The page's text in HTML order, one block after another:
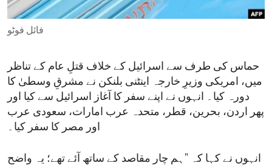
ENVIRONMENT AND HEALTH
IDEALS AND INSTITUTIONS
فائل فوٹو
حماس کی طرف سے اسرائیل کے خلاف قتلِ عام کے تناظر
میں، امریکی وزیرِ خارجہ اینٹنی بلنکن نے مشرقِ وسطیٰ کا
دورہ کیا۔ انہوں نے اپنے سفر کا آغاز اسرائیل سے کیا اور
پھر اردن، بحرین، قطر، متحدہ عرب امارات، سعودی عرب
اور مصر کا سفر کیا۔
انہوں نے کہا کہ "ہم چار مقاصد کے ساتھ آئے تھے؛ یہ واضح